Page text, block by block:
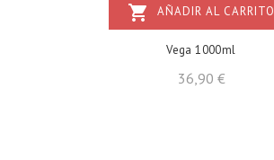
shopping_cart AÑADIR AL CARRITO
Vega 1000ml
36,90 €Precio